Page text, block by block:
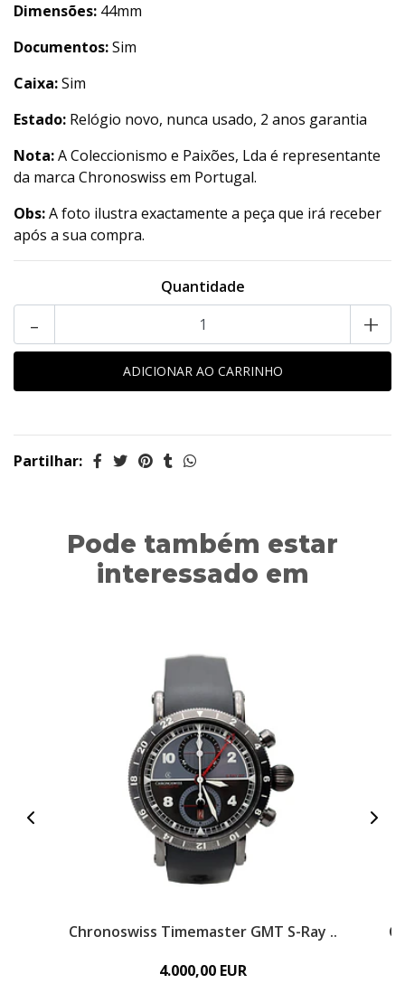
Dimensões: 44mm
Documentos:Sim
Caixa:Sim
Estado: Relógio novo, nunca usado, 2 anos garantia
Nota:A Coleccionismo e Paixões, Lda é representante
da marca Chronoswiss em Portugal.
Obs:A foto ilustra exactamente a peça que irá receber
após a sua compra.
Quantidade
- +
Partilhar:
Pode também estar
interessado em
Chronoswiss Timemaster GMT S-Ray ..
4.000,00 EUR